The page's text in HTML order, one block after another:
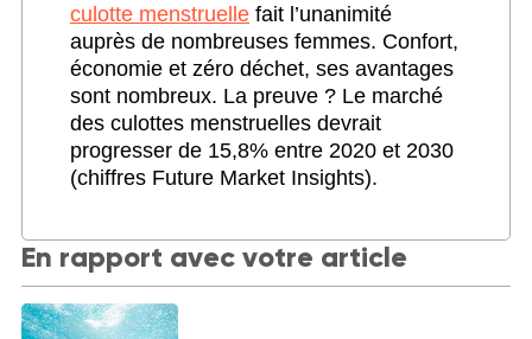
culotte menstruellefait l’unanimité
auprès de nombreuses femmes. Confort,
économie et zéro déchet, ses avantages
sont nombreux. La preuve ? Le marché
des culottes menstruelles devrait
progresser de 15,8% entre 2020 et 2030
(chiffres Future Market Insights).
En rapport avec votre article